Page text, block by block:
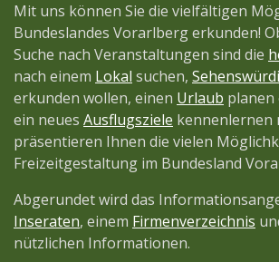
Mit uns können Sie die vielfältigen
Bundeslandes Vorarlberg erkunden!
Suche nach Veranstaltungen sind die
nach einem Lokal suchen,
erkunden wollen, einen Urlaub
ein neues Ausflugsziele kennenlernen
präsentieren Ihnen die vielen
Freizeitgestaltung im Bundesland
Abgerundet wird das
Inseraten, einem Firmenverzeichnis
nützlichen Informationen.